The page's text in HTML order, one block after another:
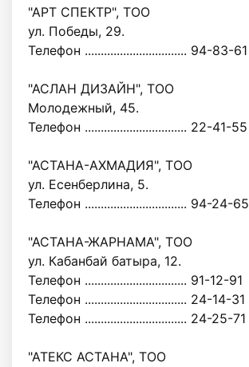
"APT СПЕКТР", ТОО
ул. Победы, 29.
Телефон ................................ 94-83-61
"АСЛАН ДИЗАЙН", ТОО
Молодежный, 45.
Телефон ................................ 22-41-55
"АСТАНА-АХМАДИЯ", ТОО
ул. Есенберлина, 5.
Телефон ................................ 94-24-65
"АСТАНА-ЖАРНАМА", ТОО
ул. Кабанбай батыра, 12.
Телефон ................................ 91-12-91
Телефон ................................ 24-14-31
Телефон ................................ 24-25-71
"АТЕКС АСТАНА", ТОО